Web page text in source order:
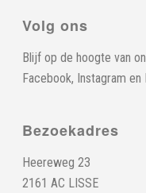
Volg ons
Blijf op de hoogte van
Facebook, Instagram en
Bezoekadres
Heereweg 23
2161 AC LISSE